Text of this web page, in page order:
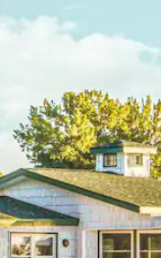
seta para cima e para